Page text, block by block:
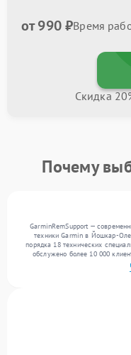
от 990 ₽Время
Скидка
Почему
GarminRemSupport —
техники Garmin в Йошкар-
порядка 18 технических
обслужено более 10 000
ремонтов. Ежемесячно в
включая , , . Мы работаем с